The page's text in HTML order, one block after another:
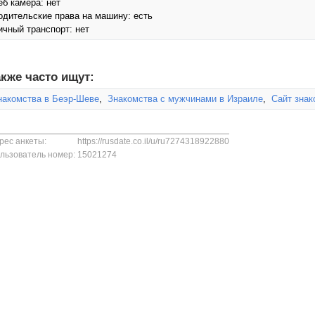
камера: нет
права на машину: есть
транспорт: нет
часто ищут:
в Беэр-Шеве, Знакомства с мужчинами в Израиле, Сайт
анкеты:
https://rusdate.co.il/u/ru7274318922880
номер: 15021274